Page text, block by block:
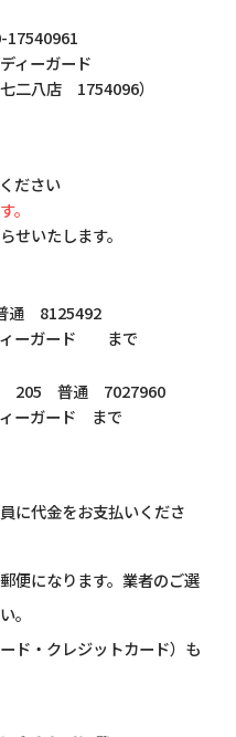
17540961
ィーガード
二八店 1754096）
ださい
。
せいたします。
8125492
ィーガード まで
205 普通 7027960
ーガード まで
に代金をお支払いくださ
便になります。業者のご選
。
ド・クレジットカード）も